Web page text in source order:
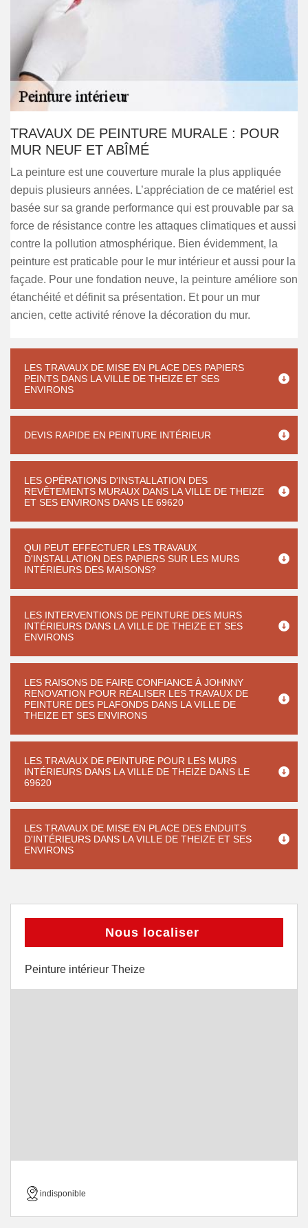
TRAVAUX DE PEINTURE MURALE : POUR
MUR NEUF ET ABÎMÉ
La peinture est une couverture murale la plus appliquée
depuis plusieurs années. L’appréciation de ce matériel est
basée sur sa grande performance qui est prouvable par sa
force de résistance contre les attaques climatiques et aussi
contre la pollution atmosphérique. Bien évidemment, la
peinture est praticable pour le mur intérieur et aussi pour la
façade. Pour une fondation neuve, la peinture améliore son
étanchéité et définit sa présentation. Et pour un mur
ancien, cette activité rénove la décoration du mur.
LES TRAVAUX DE MISE EN PLACE DES PAPIERS
PEINTS DANS LA VILLE DE THEIZE ET SES
ENVIRONS
DEVIS RAPIDE EN PEINTURE INTÉRIEUR
LES OPÉRATIONS D'INSTALLATION DES
REVÊTEMENTS MURAUX DANS LA VILLE DE THEIZE
ET SES ENVIRONS DANS LE 69620
QUI PEUT EFFECTUER LES TRAVAUX
D'INSTALLATION DES PAPIERS SUR LES MURS
INTÉRIEURS DES MAISONS?
LES INTERVENTIONS DE PEINTURE DES MURS
INTÉRIEURS DANS LA VILLE DE THEIZE ET SES
ENVIRONS
LES RAISONS DE FAIRE CONFIANCE À JOHNNY
RENOVATION POUR RÉALISER LES TRAVAUX DE
PEINTURE DES PLAFONDS DANS LA VILLE DE
THEIZE ET SES ENVIRONS
LES TRAVAUX DE PEINTURE POUR LES MURS
INTÉRIEURS DANS LA VILLE DE THEIZE DANS LE
69620
LES TRAVAUX DE MISE EN PLACE DES ENDUITS
D'INTÉRIEURS DANS LA VILLE DE THEIZE ET SES
ENVIRONS
Nous localiser
Peinture intérieur Theize
indisponible